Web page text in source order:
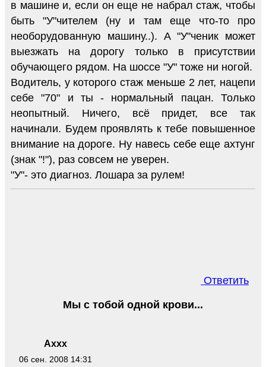
в машине и, если он еще не набрал стаж, чтобы
быть "У"чителем (ну и там еще что-то про
необорудованную машину..). А "У"ченик может
выезжать на дорогу только в присутствии
обучающего рядом. На шоссе "У" тоже ни ногой.
Водитель, у которого стаж меньше 2 лет, нацепи
себе "70" и ты - нормальный пацан. Только
неопытный. Ничего, всё придет, все так
начинали. Будем проявлять к тебе повышенное
внимание на дороге. Ну навесь себе еще ахтунг
(знак "!"), раз совсем не уверен.
"У"- это диагноз. Лошара за рулем!
Ответить
Axxx
06 сен. 2008 14:31
Мы с тобой одной крови...